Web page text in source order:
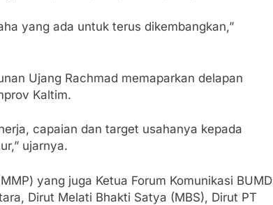
yang ada untuk terus dikembangkan,”
Ujang Rachmad memaparkan delapan
Kaltim.
capaian dan target usahanya kepada
ujarnya.
yang juga Ketua Forum Komunikasi BUMD
Dirut Melati Bhakti Satya (MBS), Dirut PT